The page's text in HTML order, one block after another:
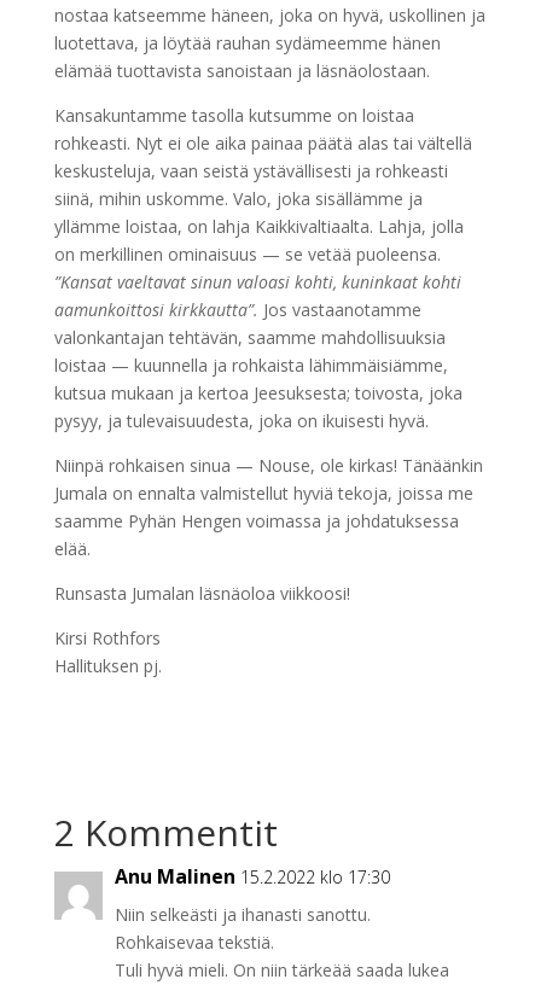
nostaa katseemme häneen, joka on hyvä, uskollinen ja
luotettava, ja löytää rauhan sydämeemme hänen
elämää tuottavista sanoistaan ja läsnäolostaan.
Kansakuntamme tasolla kutsumme on loistaa
rohkeasti. Nyt ei ole aika painaa päätä alas tai vältellä
keskusteluja, vaan seistä ystävällisesti ja rohkeasti
siinä, mihin uskomme. Valo, joka sisällämme ja
yllämme loistaa, on lahja Kaikkivaltiaalta. Lahja, jolla
on merkillinen ominaisuus — se vetää puoleensa.
”Kansat vaeltavat sinun valoasi kohti, kuninkaat kohti
aamunkoittosi kirkkautta”. Jos vastaanotamme
valonkantajan tehtävän, saamme mahdollisuuksia
loistaa — kuunnella ja rohkaista lähimmäisiämme,
kutsua mukaan ja kertoa Jeesuksesta; toivosta, joka
pysyy, ja tulevaisuudesta, joka on ikuisesti hyvä.
Niinpä rohkaisen sinua — Nouse, ole kirkas! Tänäänkin
Jumala on ennalta valmistellut hyviä tekoja, joissa me
saamme Pyhän Hengen voimassa ja johdatuksessa
elää.
Runsasta Jumalan läsnäoloa viikkoosi!
Kirsi Rothfors
Hallituksen pj.
2 Kommentit
Anu Malinen 15.2.2022 klo 17:30
Niin selkeästi ja ihanasti sanottu.
Rohkaisevaa tekstiä.
Tuli hyvä mieli. On niin tärkeää saada lukea